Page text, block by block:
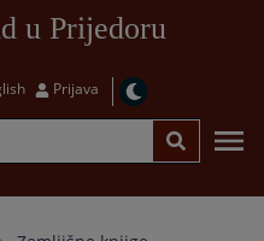
u Prijedoru
Prijava